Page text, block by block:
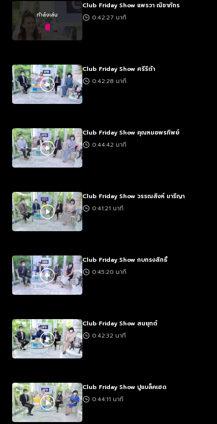
กำลังเล่น
Club Friday Show แพรวา ณิชาภัทร
0:42:27 นาที
Club Friday Show ศรีริต้า
0:42:28 นาที
Club Friday Show คุณหมอพรทิพย์
0:44:42 นาที
Club Friday Show วรรณสิงห์ มารีญา
0:41:21 นาที
Club Friday Show กบทรงสิทธิ์
0:45:20 นาที
Club Friday Show สนยุกต์
0:42:32 นาที
Club Friday Show ปูแบล็คเฮด
0:44:11 นาที